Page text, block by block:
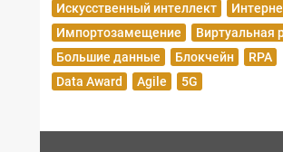
Искусственный интеллект
Импортозамещение
Виртуальная
Большие данные
Блокчейн
RPA
Data Award
Agile 5G